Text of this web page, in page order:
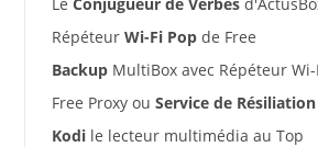
Répéteur Wi-Fi Popde Free
BackupMultiBox avec Répéteur Wi-
Free Proxy ou Service de Résiliation
Kodile lecteur multimédia au Top